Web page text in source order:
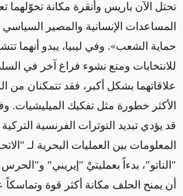
تحتل الآن باريس وأنقرة مكانة تخوّلهما
المساعدات الإنسانية والمصير السياسي
حماية الشعب». وفي ليبيا، يبدو أنهما
للانتخابات ومنع نشوء فراغ آخر في
علاقاتهما بشكل أكبر ، فقد تتمكنان من
الأكثر خطورة مثل تفكيك الميليشيات.
قد يؤدي تبديد التوترات الفرنسية التركية
المعلومات بين العمليات البحرية لـ
"الناتو"، بدءاً بعمليتيْ "إيريني"
أن يمنح الحلف مكانة أكثر قوة وتماسكاً